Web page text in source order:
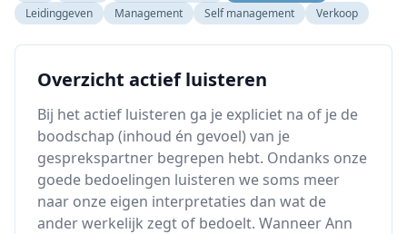
Leidinggeven
Management Self management Verkoop
Overzicht actief luisteren
Bij het actief luisteren ga je expliciet na of je de
boodschap (inhoud én gevoel) van je
gesprekspartner begrepen hebt. Ondanks onze
goede bedoelingen luisteren we soms meer
naar onze eigen interpretaties dan wat de
ander werkelijk zegt of bedoelt. Wanneer Ann